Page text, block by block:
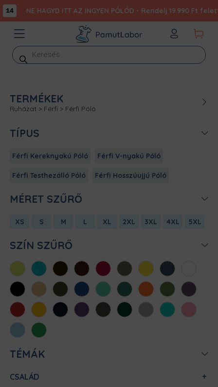
14 NE HAGYD ITT AZ INGYEN PÓLÓD - Rendelj 19.990 Ft
Products
search
TERMÉKEK
Ruházat > Férfi > Férfi Póló
TÍPUS
Férfi Kereknyakú Póló Férfi V-nyakú Póló
Férfi Testhezálló Póló Férfi Hosszúujjú Póló
MÉRET SZŰRŐ
XS S M L XL 2XL 3XL 4XL 5XL
SZÍN SZŰRŐ
AlmazöldAtollkékBarnaBordóChili Cink Citromsárga
Denim
FeketeHomokKhaki KirálykékMentaMéregzöld
NarancsOliva Padlizsán
Piros SárgaSötétkékSötétlilaSötétszürke
SötétzöldSportszürke
Türkiz
Világos
rózsaszín
Világoskék
Zöld
TÉMÁK
CSALÁD